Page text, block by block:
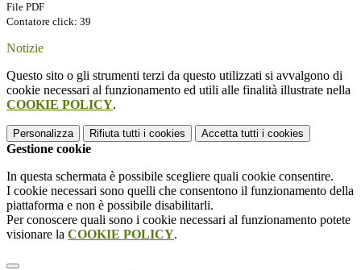
File PDF
Contatore click: 39
Notizie
Questo sito o gli strumenti terzi da questo utilizzati si avvalgono di
cookie necessari al funzionamento ed utili alle finalità illustrate nella
COOKIE POLICY.
Personalizza Rifiuta tutti i cookies Accetta tutti i cookies
Gestione cookie
In questa schermata è possibile scegliere quali cookie consentire.
I cookie necessari sono quelli che consentono il funzionamento della
piattaforma e non è possibile disabilitarli.
Per conoscere quali sono i cookie necessari al funzionamento potete
visionare la COOKIE POLICY.